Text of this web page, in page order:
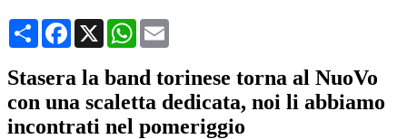
CondividiFacebook
X WhatsApp
Stasera la band torinese torna al NuoVo
con una scaletta dedicata, noi li abbiamo
incontrati nel pomeriggio